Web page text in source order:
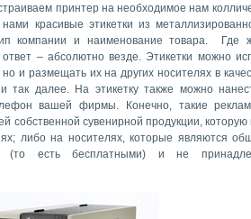
принтер на необходимое нам
красивые этикетки из
компании и наименование товара.
– абсолютно везде. Этикетки можно
и размещать их на других носителях в
так далее. На этикетку также можно
вашей фирмы. Конечно, такие
собственной сувенирной продукции,
либо на носителях, которые являются
(то есть бесплатными) и не